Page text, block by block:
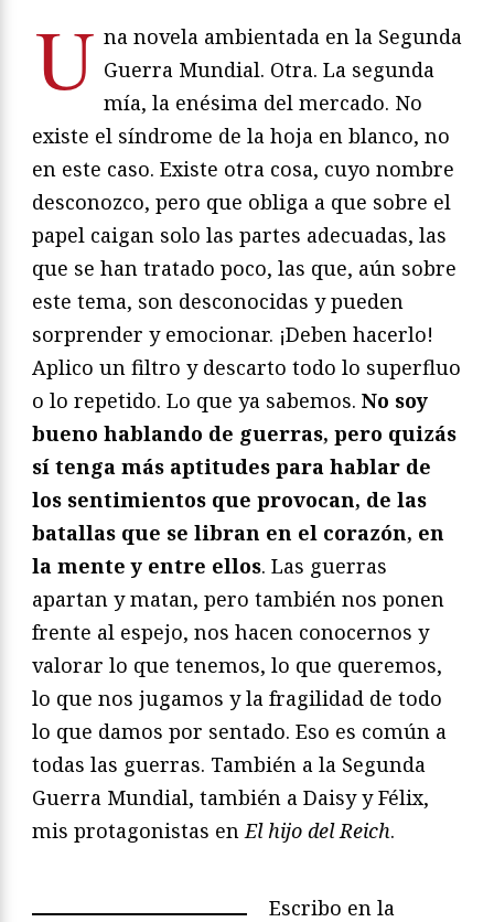
U na novela ambientada en la Segunda
Guerra Mundial. Otra. La segunda
mía, la enésima del mercado. No
existe el síndrome de la hoja en blanco, no
en este caso. Existe otra cosa, cuyo nombre
desconozco, pero que obliga a que sobre el
papel caigan solo las partes adecuadas, las
que se han tratado poco, las que, aún sobre
este tema, son desconocidas y pueden
sorprender y emocionar. ¡Deben hacerlo!
Aplico un filtro y descarto todo lo superfluo
o lo repetido. Lo que ya sabemos. No soy
bueno hablando de guerras, pero quizás
sí tenga más aptitudes para hablar de
los sentimientos que provocan, de las
batallas que se libran en el corazón, en
la mente y entre ellos. Las guerras
apartan y matan, pero también nos ponen
frente al espejo, nos hacen conocernos y
valorar lo que tenemos, lo que queremos,
lo que nos jugamos y la fragilidad de todo
lo que damos por sentado. Eso es común a
todas las guerras. También a la Segunda
Guerra Mundial, también a Daisy y Félix,
mis protagonistas en El hijo del Reich.
Escribo en la